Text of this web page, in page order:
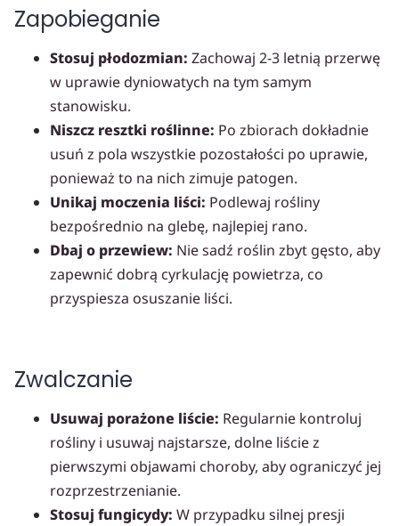
Zapobieganie
Stosuj płodozmian: Zachowaj 2-3 letnią przerwę
w uprawie dyniowatych na tym samym
stanowisku.
Niszcz resztki roślinne: Po zbiorach dokładnie
usuń z pola wszystkie pozostałości po uprawie,
ponieważ to na nich zimuje patogen.
Unikaj moczenia liści: Podlewaj rośliny
bezpośrednio na glebę, najlepiej rano.
Dbaj o przewiew: Nie sadź roślin zbyt gęsto, aby
zapewnić dobrą cyrkulację powietrza, co
przyspiesza osuszanie liści.
Zwalczanie
Usuwaj porażone liście: Regularnie kontroluj
rośliny i usuwaj najstarsze, dolne liście z
pierwszymi objawami choroby, aby ograniczyć jej
rozprzestrzenianie.
Stosuj fungicydy: W przypadku silnej presji